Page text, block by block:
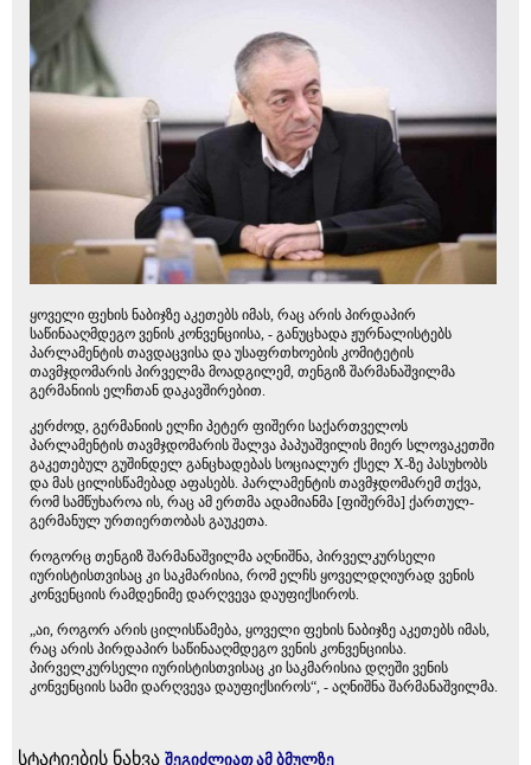
ყოველი ფეხის ნაბიჯზე აკეთებს იმას, რაც არის პირდაპირ
საწინააღმდეგო ვენის კონვენციისა, - განუცხადა ჟურნალისტებს
პარლამენტის თავდაცვისა და უსაფრთხოების კომიტეტის
თავმჯდომარის პირველმა მოადგილემ, თენგიზ შარმანაშვილმა
გერმანიის ელჩთან დაკავშირებით.
კერძოდ, გერმანიის ელჩი პეტერ ფიშერი საქართველოს
პარლამენტის თავმჯდომარის შალვა პაპუაშვილის მიერ სლოვაკეთში
გაკეთებულ გუშინდელ განცხადებას სოციალურ ქსელ X-ზე პასუხობს
და მას ცილისწამებად აფასებს. პარლამენტის თავმჯდომარემ თქვა,
რომ სამწუხაროა ის, რაც ამ ერთმა ადამიანმა [ფიშერმა] ქართულ-
გერმანულ ურთიერთობას გაუკეთა.
როგორც თენგიზ შარმანაშვილმა აღნიშნა, პირველკურსელი
იურისტისთვისაც კი საკმარისია, რომ ელჩს ყოველდღიურად ვენის
კონვენციის რამდენიმე დარღვევა დაუფიქსიროს.
„აი, როგორ არის ცილისწამება, ყოველი ფეხის ნაბიჯზე აკეთებს იმას,
რაც არის პირდაპირ საწინააღმდეგო ვენის კონვენციისა.
პირველკურსელი იურისტისთვისაც კი საკმარისია დღეში ვენის
კონვენციის სამი დარღვევა დაუფიქსიროს“, - აღნიშნა შარმანაშვილმა.
სტატიების ნახვა შეგიძლიათ ამ ბმულზე